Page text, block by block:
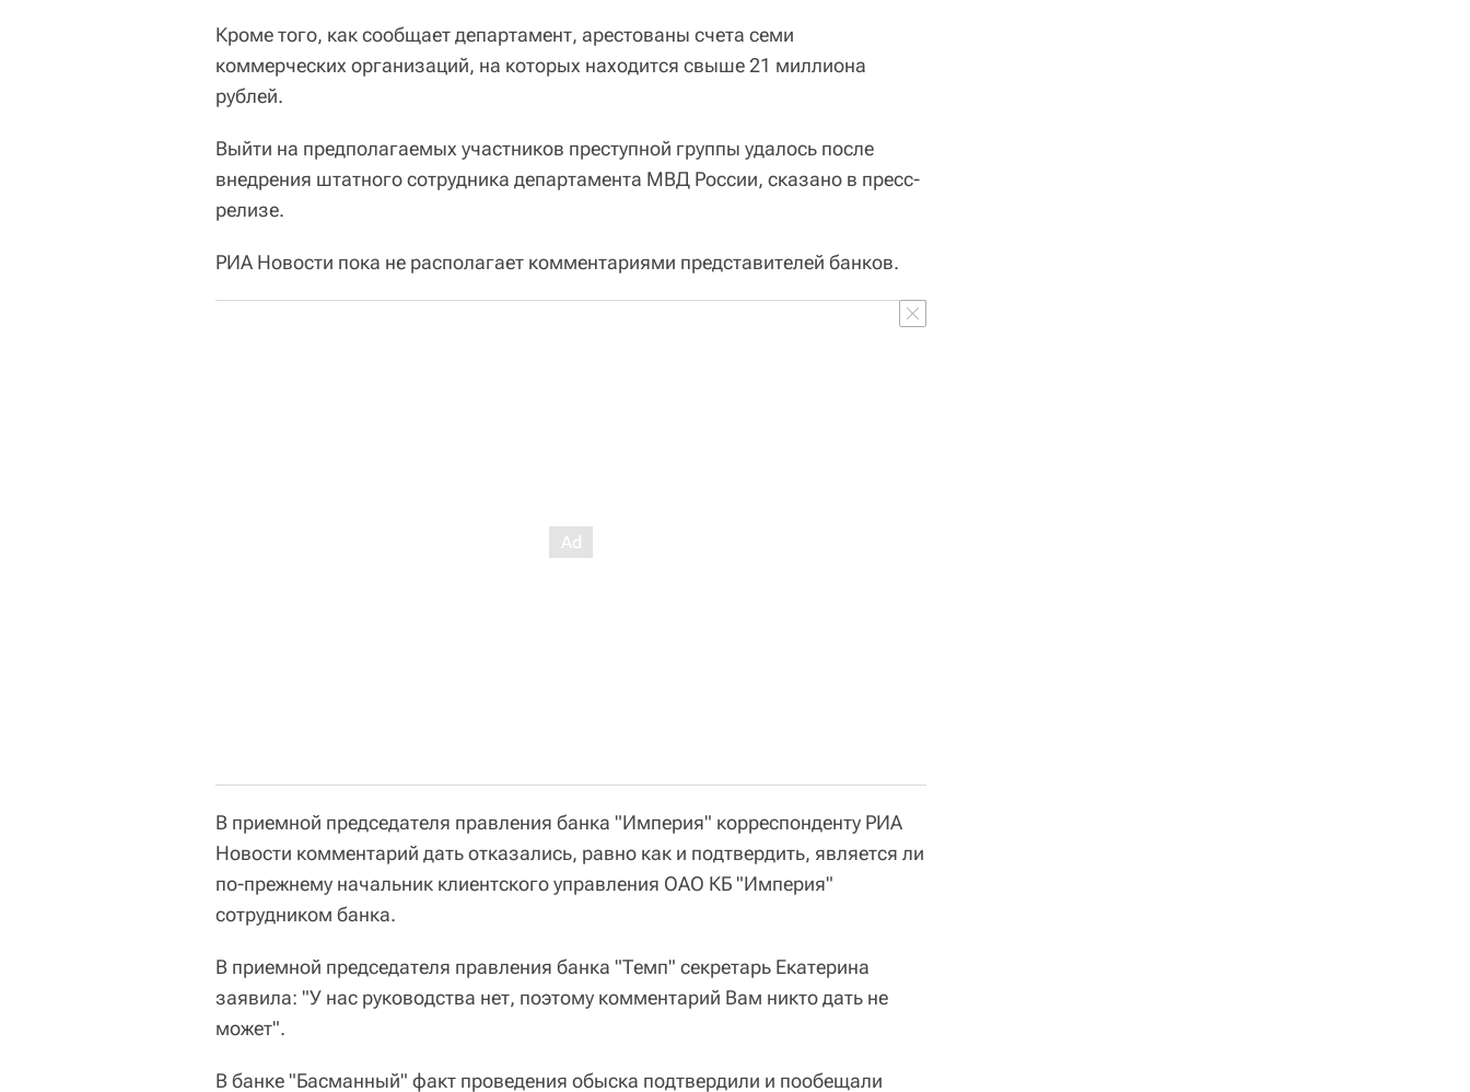
Кроме того, как сообщает департамент, арестованы счета семи
коммерческих организаций, на которых находится свыше 21 миллиона
рублей.
Выйти на предполагаемых участников преступной группы удалось после
внедрения штатного сотрудника департамента МВД России, сказано в пресс-
релизе.
РИА Новости пока не располагает комментариями представителей банков.
В приемной председателя правления банка "Империя" корреспонденту РИА
Новости комментарий дать отказались, равно как и подтвердить, является ли
по-прежнему начальник клиентского управления ОАО КБ "Империя"
сотрудником банка.
В приемной председателя правления банка "Темп" секретарь Екатерина
заявила: "У нас руководства нет, поэтому комментарий Вам никто дать не
может".
В банке "Басманный" факт проведения обыска подтвердили и пообещали